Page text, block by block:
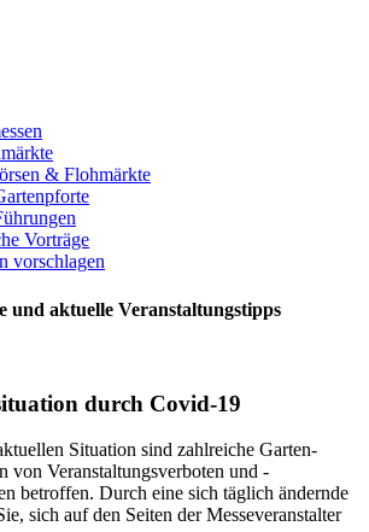
& Flohmärkte
Vorträge
vorschlagen
und aktuelle Veranstaltungstipps
durch Covid-19
Situation sind zahlreiche Garten-
von Veranstaltungsverboten und -
betroffen. Durch eine sich täglich ändernde
sich auf den Seiten der Messeveranstalter